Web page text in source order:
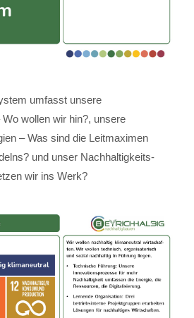
umfasst unsere
wollen wir hin?, unsere
– Was sind die Leitmaximen
und unser Nachhaltigkeits-
wir ins Werk?